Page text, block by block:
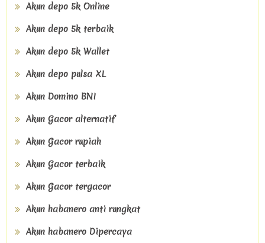
Akun depo 5k Online
Akun depo 5k terbaik
Akun depo 5k Wallet
Akun depo pulsa XL
Akun Domino BNI
Akun Gacor alternatif
Akun Gacor rupiah
Akun Gacor terbaik
Akun Gacor tergacor
Akun habanero anti rungkat
Akun habanero Dipercaya